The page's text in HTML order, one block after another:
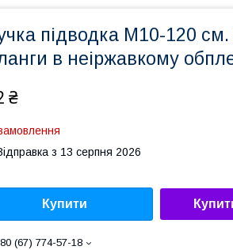
підводка M10-120
в неіржавкому
₴
з 13 серпня 2026
Купити
(67) 774-57-18